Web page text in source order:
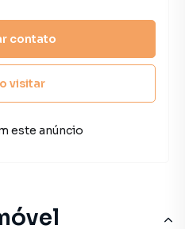
contato
visitar
este anúncio